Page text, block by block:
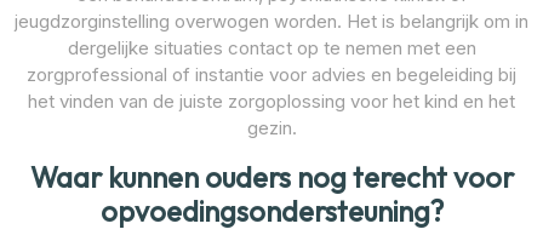
jeugdzorginstelling overwogen worden. Het is belangrijk om in
dergelijke situaties contact op te nemen met een
zorgprofessional of instantie voor advies en begeleiding bij
het vinden van de juiste zorgoplossing voor het kind en het
gezin.
Waar kunnen ouders nog terecht voor
opvoedingsondersteuning?